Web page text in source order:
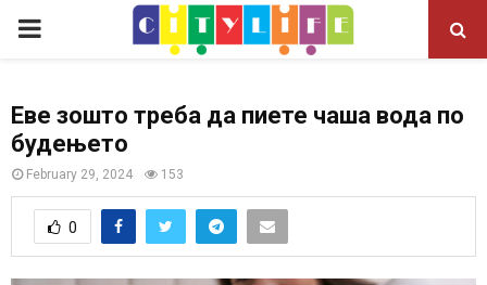
P
I
M
A
Еве зошто треба да пиете чаша вода по
будењето
February 29, 2024 153
0